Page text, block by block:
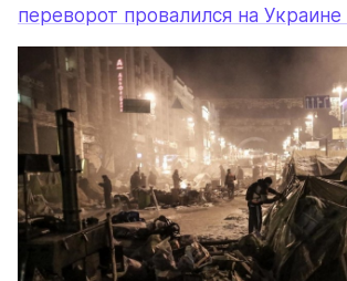
переворот провалился на Украине